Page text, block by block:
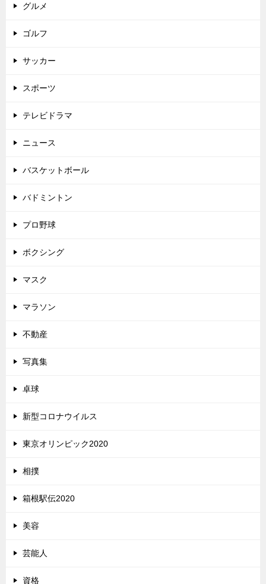
グルメ
ゴルフ
サッカー
スポーツ
テレビドラマ
ニュース
バスケットボール
バドミントン
プロ野球
ボクシング
マスク
マラソン
不動産
写真集
卓球
新型コロナウイルス
東京オリンピック2020
相撲
箱根駅伝2020
美容
芸能人
資格